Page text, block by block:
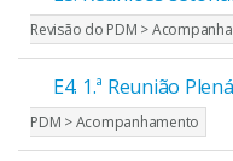
Revisão do PDM >
E4. 1.ª Reunião
PDM > Acompanhamento